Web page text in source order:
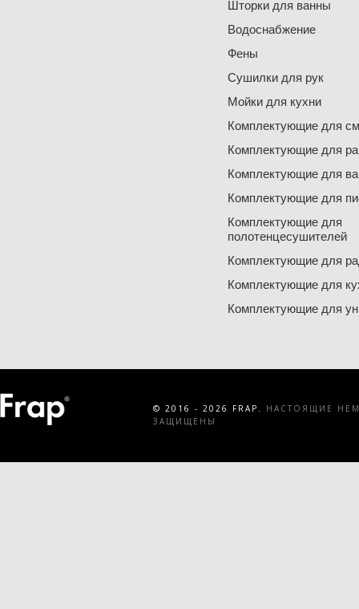
Шторки для ванны
Водоснабжение
Фены
Сушилки для рук
Мойки для кухни
Комплектующие для
Комплектующие для
Комплектующие для
Комплектующие для
Комплектующие для
полотенцесушителей
Комплектующие для
Комплектующие для
Комплектующие для
© 2016 - 2026 FRAP.
НАСТОЯЩИЕ
ЗАЩИЩЕНЫ